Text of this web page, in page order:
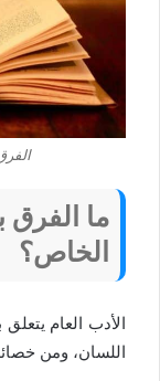
ما الفرق
الخاص؟
الأدب العام
اللسان، ومن